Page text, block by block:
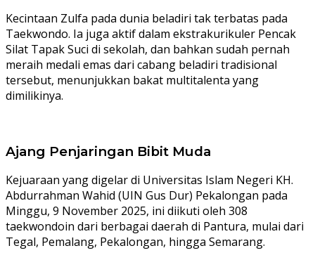
Kecintaan Zulfa pada dunia beladiri tak terbatas pada
Taekwondo. Ia juga aktif dalam ekstrakurikuler Pencak
Silat Tapak Suci di sekolah, dan bahkan sudah pernah
meraih medali emas dari cabang beladiri tradisional
tersebut, menunjukkan bakat multitalenta yang
dimilikinya.
Ajang Penjaringan Bibit Muda
Kejuaraan yang digelar di Universitas Islam Negeri KH.
Abdurrahman Wahid (UIN Gus Dur) Pekalongan pada
Minggu, 9 November 2025, ini diikuti oleh 308
taekwondoin dari berbagai daerah di Pantura, mulai dari
Tegal, Pemalang, Pekalongan, hingga Semarang.